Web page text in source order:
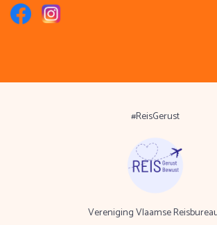
#ReisGerust
Vereniging Vlaamse